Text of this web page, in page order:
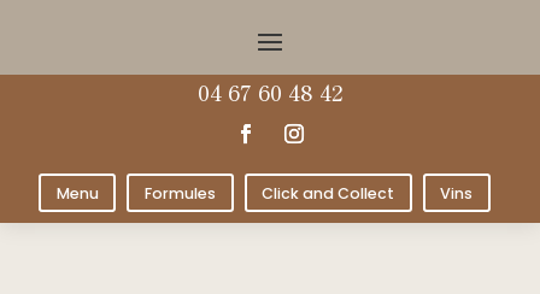
04 67 60 48 42
Menu Formules Click and Collect Vins